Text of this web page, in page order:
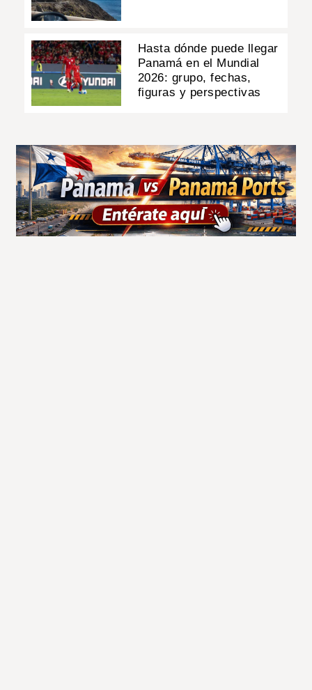
Hasta dónde puede llegar
Panamá en el Mundial
2026: grupo, fechas,
figuras y perspectivas